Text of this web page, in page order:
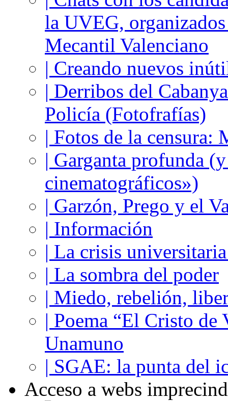
la UVEG,
Mecantil Valenciano
| Creando nuevos
| Derribos del
Policía (Fotofrafías)
| Fotos de la
| Garganta profunda
cinematográficos»)
| Garzón, Prego y el
| Información
| La crisis
| La sombra del poder
| Miedo, rebelión,
| Poema “El Cristo de
Unamuno
| SGAE: la punta del
Acceso a webs